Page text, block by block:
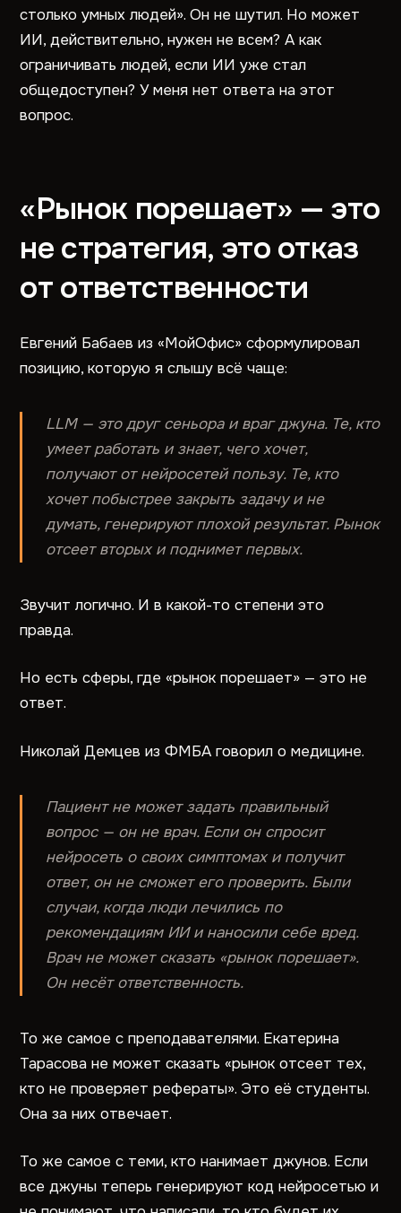
столько умных людей». Он не шутил. Но может
ИИ, действительно, нужен не всем? А как
ограничивать людей, если ИИ уже стал
общедоступен? У меня нет ответа на этот
вопрос.
«Рынок порешает» — это
не стратегия, это отказ
от ответственности
Евгений Бабаев из «МойОфис» сформулировал
позицию, которую я слышу всё чаще:
LLM — это друг сеньора и враг джуна. Те, кто
умеет работать и знает, чего хочет,
получают от нейросетей пользу. Те, кто
хочет побыстрее закрыть задачу и не
думать, генерируют плохой результат. Рынок
отсеет вторых и поднимет первых.
Звучит логично. И в какой-то степени это
правда.
Но есть сферы, где «рынок порешает» — это не
ответ.
Николай Демцев из ФМБА говорил о медицине.
Пациент не может задать правильный
вопрос — он не врач. Если он спросит
нейросеть о своих симптомах и получит
ответ, он не сможет его проверить. Были
случаи, когда люди лечились по
рекомендациям ИИ и наносили себе вред.
Врач не может сказать «рынок порешает».
Он несёт ответственность.
То же самое с преподавателями. Екатерина
Тарасова не может сказать «рынок отсеет тех,
кто не проверяет рефераты». Это её студенты.
Она за них отвечает.
То же самое с теми, кто нанимает джунов. Если
все джуны теперь генерируют код нейросетью и